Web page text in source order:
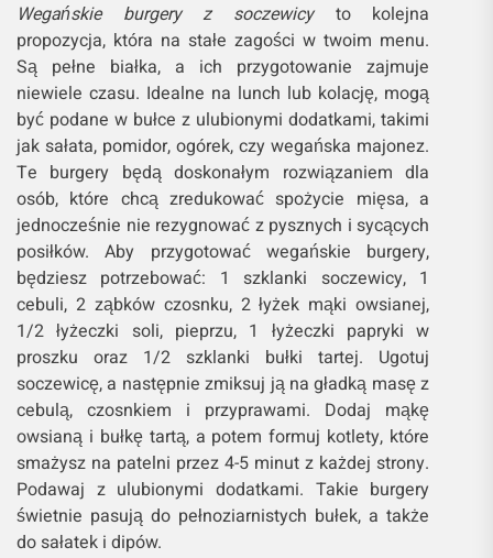
Wegańskie burgery z soczewicyto kolejna
propozycja, która na stałe zagości w twoim menu.
Są pełne białka, a ich przygotowanie zajmuje
niewiele czasu. Idealne na lunch lub kolację, mogą
być podane w bułce z ulubionymi dodatkami, takimi
jak sałata, pomidor, ogórek, czy wegańska majonez.
Te burgery będą doskonałym rozwiązaniem dla
osób, które chcą zredukować spożycie mięsa, a
jednocześnie nie rezygnować z pysznych i sycących
posiłków. Aby przygotować wegańskie burgery,
będziesz potrzebować: 1 szklanki soczewicy, 1
cebuli, 2 ząbków czosnku, 2 łyżek mąki owsianej,
1/2 łyżeczki soli, pieprzu, 1 łyżeczki papryki w
proszku oraz 1/2 szklanki bułki tartej. Ugotuj
soczewicę, a następnie zmiksuj ją na gładką masę z
cebulą, czosnkiem i przyprawami. Dodaj mąkę
owsianą i bułkę tartą, a potem formuj kotlety, które
smażysz na patelni przez 4-5 minut z każdej strony.
Podawaj z ulubionymi dodatkami. Takie burgery
świetnie pasują do pełnoziarnistych bułek, a także
do sałatek i dipów.